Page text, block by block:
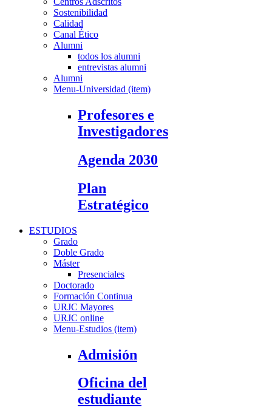
Sostenibilidad
Calidad
Canal Ético
Alumni
todos los alumni
entrevistas alumni
Alumni
Menu-Universidad (item)
Profesores e
Investigadores
Agenda 2030
Plan
Estratégico
ESTUDIOS
Grado
Doble Grado
Máster
Presenciales
Doctorado
Formación Continua
URJC Mayores
URJC online
Menu-Estudios (item)
Admisión
Oficina del
estudiante